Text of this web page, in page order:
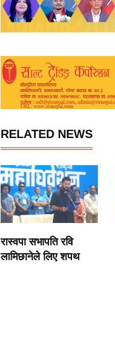
RELATED NEWS
रास्वपा सभापति रवि
लामिछानेले लिए शपथ